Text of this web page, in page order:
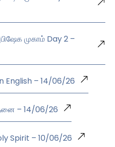
முகாம் Day 2 –
English – 14/06/26
– 14/06/26
Spirit – 10/06/26